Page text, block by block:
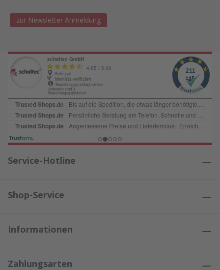
zur Newsletter Anmeldung
Service-Hotline
Shop-Service
Informationen
Zahlungsarten